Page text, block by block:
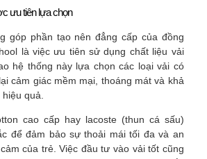
ưu tiên lựa chọn
góp phần tạo nên đẳng cấp của đồng
là việc ưu tiên sử dụng chất liệu vải
hệ thống này lựa chọn các loại vải có
cảm giác mềm mại, thoáng mát và khả
quả.
cao cấp hay lacoste (thun cá sấu)
để đảm bảo sự thoải mái tối đa và an
của trẻ. Việc đầu tư vào vải tốt cũng